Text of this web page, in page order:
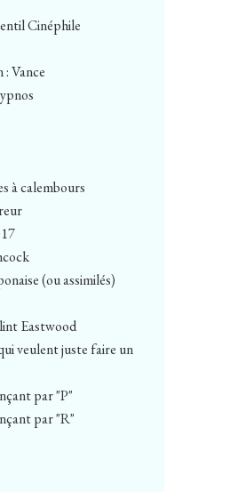
Cinéphile
Vance
à calembours
(ou assimilés)
Eastwood
veulent juste faire un
par "P"
par "R"